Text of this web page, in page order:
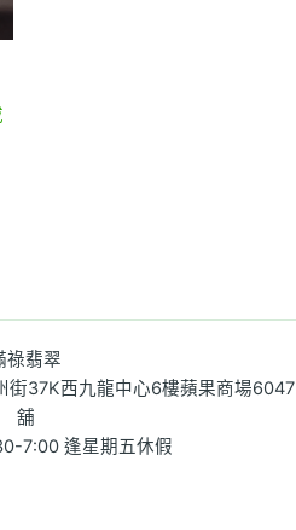
祿翡翠
街37K西九龍中心6樓蘋果商場6047
舖
7:00 逢星期五休假